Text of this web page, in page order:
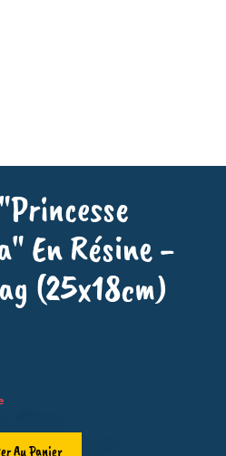
En Résine -
(25x18cm)
Au Panier